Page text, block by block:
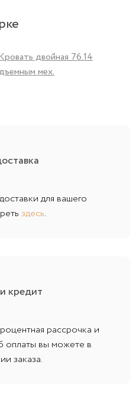
двойная 76.14
мех.
для вашего
здесь.
кредит
рассрочка и
оплаты вы можете в
заказа.